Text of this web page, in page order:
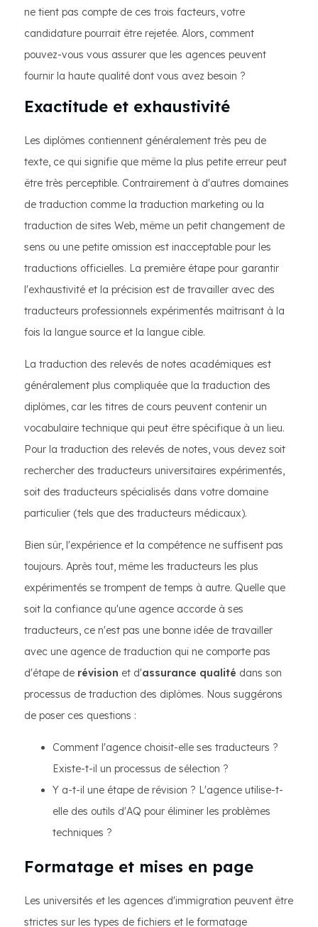
ne tient pas compte de ces trois facteurs, votre
candidature pourrait être rejetée. Alors, comment
pouvez-vous vous assurer que les agences peuvent
fournir la haute qualité dont vous avez besoin ?
Exactitude et exhaustivité
Les diplômes contiennent généralement très peu de
texte, ce qui signifie que même la plus petite erreur peut
être très perceptible. Contrairement à d'autres domaines
de traduction comme la traduction marketing ou la
traduction de sites Web, même un petit changement de
sens ou une petite omission est inacceptable pour les
traductions officielles. La première étape pour garantir
l'exhaustivité et la précision est de travailler avec des
traducteurs professionnels expérimentés maîtrisant à la
fois la langue source et la langue cible.
La traduction des relevés de notes académiques est
généralement plus compliquée que la traduction des
diplômes, car les titres de cours peuvent contenir un
vocabulaire technique qui peut être spécifique à un lieu.
Pour la traduction des relevés de notes, vous devez soit
rechercher des traducteurs universitaires expérimentés,
soit des traducteurs spécialisés dans votre domaine
particulier (tels que des traducteurs médicaux).
Bien sûr, l'expérience et la compétence ne suffisent pas
toujours. Après tout, même les traducteurs les plus
expérimentés se trompent de temps à autre. Quelle que
soit la confiance qu'une agence accorde à ses
traducteurs, ce n'est pas une bonne idée de travailler
avec une agence de traduction qui ne comporte pas
d'étape de révision et d'assurance qualité dans son
processus de traduction des diplômes. Nous suggérons
de poser ces questions :
Comment l'agence choisit-elle ses traducteurs ?
Existe-t-il un processus de sélection ?
Y a-t-il une étape de révision ? L'agence utilise-t-
elle des outils d'AQ pour éliminer les problèmes
techniques ?
Formatage et mises en page
Les universités et les agences d'immigration peuvent être
strictes sur les types de fichiers et le formatage